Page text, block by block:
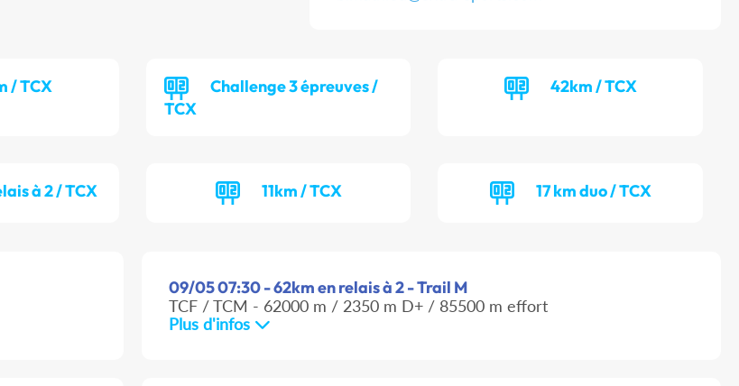
/ TCX
Challenge 3 épreuves /
TCX
42km / TCX
à 2 / TCX 11km / TCX 17 km duo / TCX
09/05 07:30 - 62km en relais à 2 - Trail M
TCF / TCM - 62000 m / 2350 m D+ / 85500 m effort
Plus d'infos